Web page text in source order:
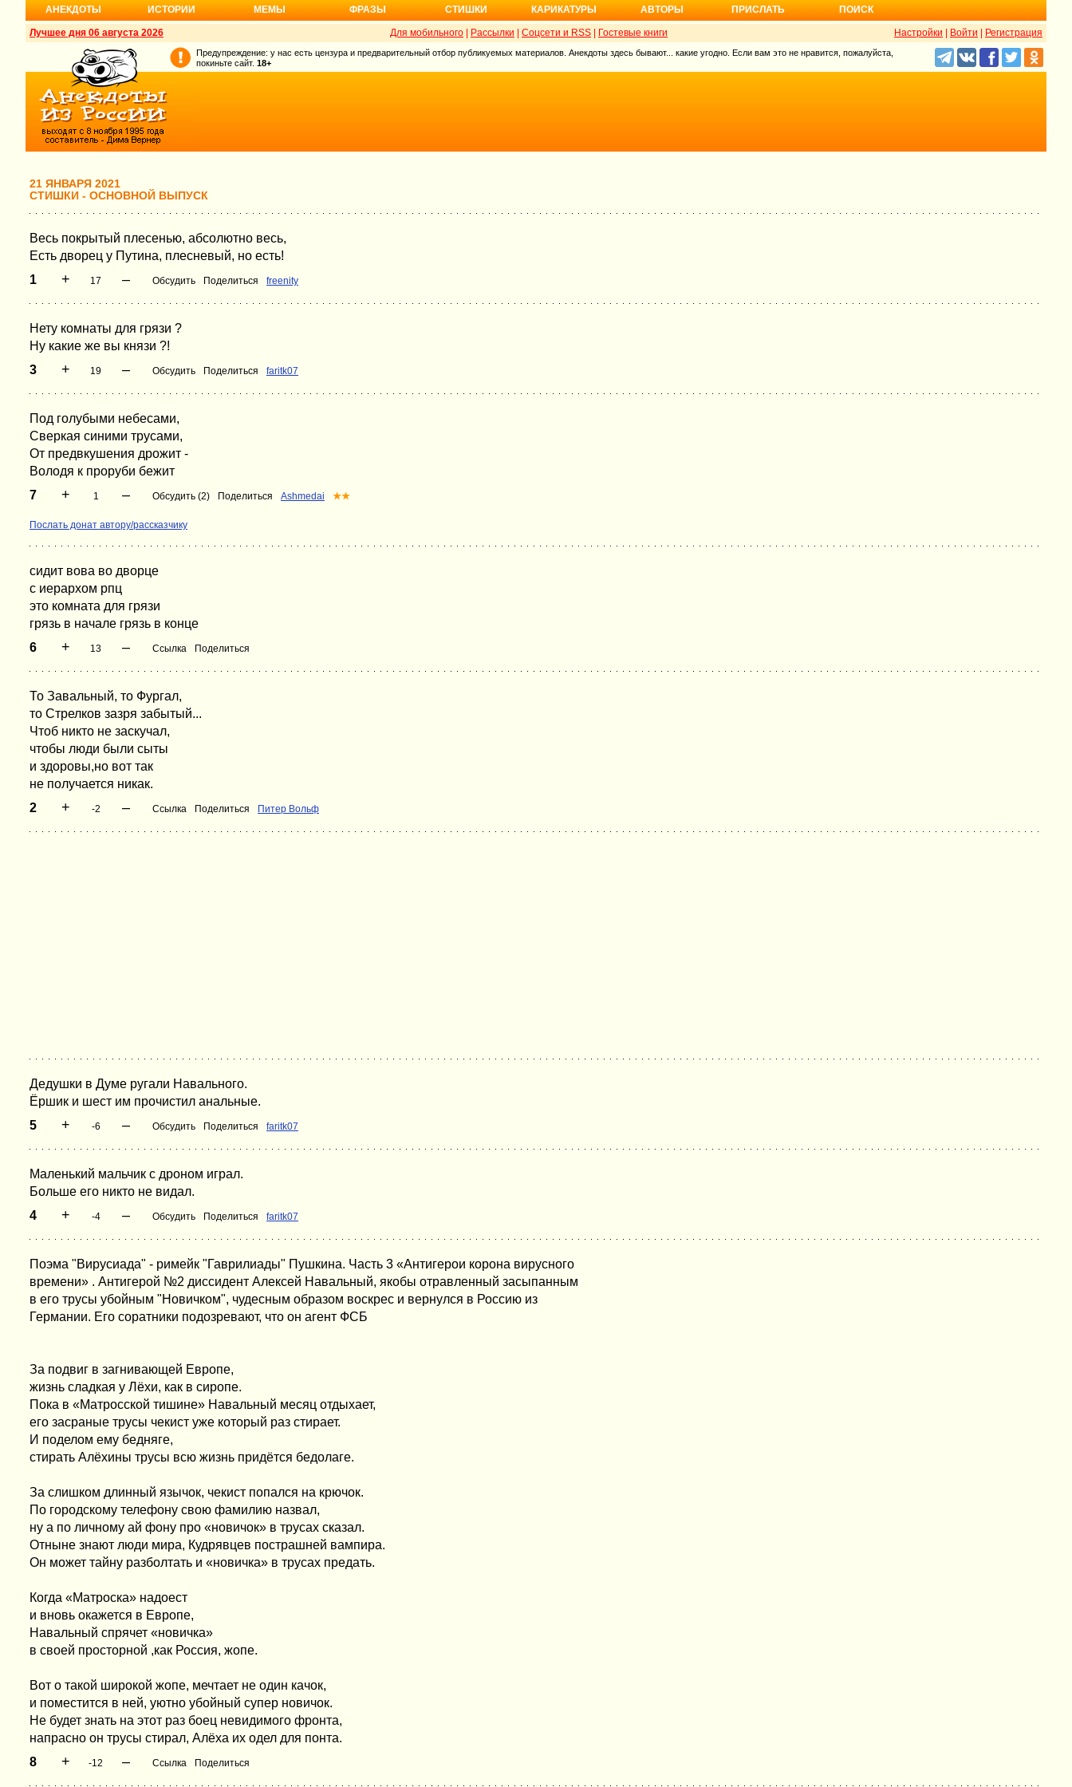
АНЕКДОТЫ ИСТОРИИ МЕМЫ ФРАЗЫ СТИШКИ КАРИКАТУРЫ АВТОРЫ ПРИСЛАТЬ ПОИСК
Лучшее дня 06 августа 2026 Настройки Войти Регистрация
Для мобильного Рассылки Соцсети и RSS Гостевые книги
Предупреждение: у нас есть цензура и предварительный отбор публикуемых материалов. Анекдоты здесь бывают... какие угодно. Если вам это не нравится, пожалуйста,
покиньте сайт. 18+
21 ЯНВАРЯ 2021
СТИШКИ - ОСНОВНОЙ ВЫПУСК
Весь покрытый плесенью, абсолютно весь,
Есть дворец у Путина, плесневый, но есть!
1
+ 17 – Обсудить Поделиться freenity
Нету комнаты для грязи ?
Ну какие же вы князи ?!
3
+ 19 – Обсудить Поделиться faritk07
Под голубыми небесами,
Сверкая синими трусами,
От предвкушения дрожит -
Володя к проруби бежит
7
+ 1 – Обсудить (2) Поделиться Ashmedai ★★
Послать донат автору/рассказчику
сидит вова во дворце
с иерархом рпц
это комната для грязи
грязь в начале грязь в конце
6
+ 13 – Ссылка Поделиться
То Завальный, то Фургал,
то Стрелков зазря забытый...
Чтоб никто не заскучал,
чтобы люди были сыты
и здоровы,но вот так
не получается никак.
2
+ -2 – Ссылка Поделиться Питер Вольф
Дедушки в Думе ругали Навального.
Ёршик и шест им прочистил анальные.
5
+ -6 – Обсудить Поделиться faritk07
Маленький мальчик с дроном играл.
Больше его никто не видал.
4
+ -4 – Обсудить Поделиться faritk07
Поэма "Вирусиада" - римейк "Гаврилиады" Пушкина. Часть 3 «Антигерои корона вирусного
времени» . Антигерой №2 диссидент Алексей Навальный, якобы отравленный засыпанным
в его трусы убойным "Новичком", чудесным образом воскрес и вернулся в Россию из
Германии. Его соратники подозревают, что он агент ФСБ
За подвиг в загнивающей Европе,
жизнь сладкая у Лёхи, как в сиропе.
Пока в «Матросской тишине» Навальный месяц отдыхает,
его засраные трусы чекист уже который раз стирает.
И поделом ему бедняге,
стирать Алёхины трусы всю жизнь придётся бедолаге.
За слишком длинный язычок, чекист попался на крючок.
По городскому телефону свою фамилию назвал,
ну а по личному ай фону про «новичок» в трусах сказал.
Отныне знают люди мира, Кудрявцев пострашней вампира.
Он может тайну разболтать и «новичка» в трусах предать.
Когда «Матроска» надоест
и вновь окажется в Европе,
Навальный спрячет «новичка»
в своей просторной ,как Россия, жопе.
Вот о такой широкой жопе, мечтает не один качок,
и поместится в ней, уютно убойный супер новичок.
Не будет знать на этот раз боец невидимого фронта,
напрасно он трусы стирал, Алёха их одел для понта.
8
+ -12 – Ссылка Поделиться